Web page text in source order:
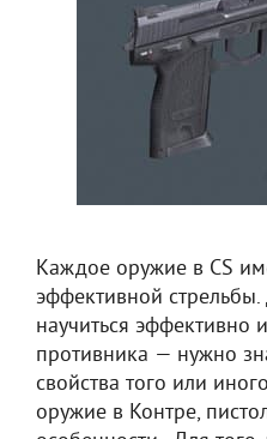
Каждое оружие в CS
эффективной стрельбы.
научиться эффективно
противника — нужно
свойства того или
оружие в Контре,